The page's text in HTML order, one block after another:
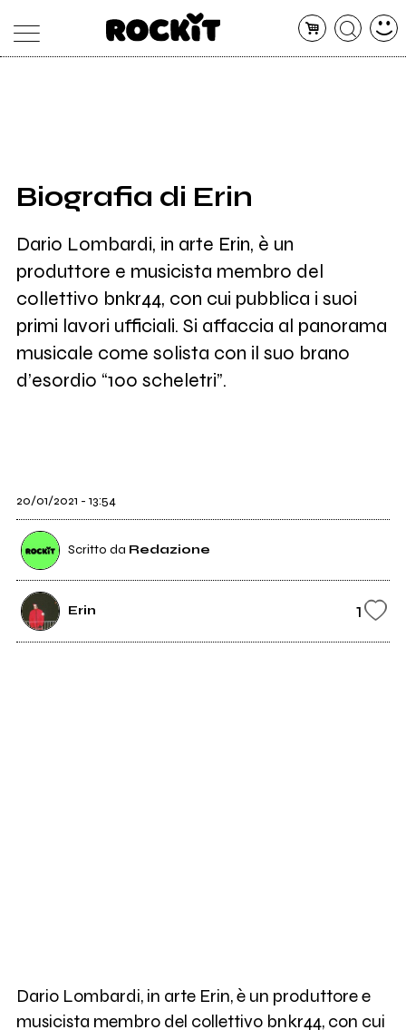
SHOP
RADIO
Biografia di Erin
Dario Lombardi, in arte Erin, è un
produttore e musicista membro del
collettivo bnkr44, con cui pubblica i suoi
primi lavori ufficiali. Si affaccia al panorama
musicale come solista con il suo brano
d’esordio “100 scheletri”.
20/01/2021 - 13:54
Scritto da Redazione
Erin 1
Dario Lombardi, in arte Erin, è un produttore e
musicista membro del collettivo bnkr44, con cui